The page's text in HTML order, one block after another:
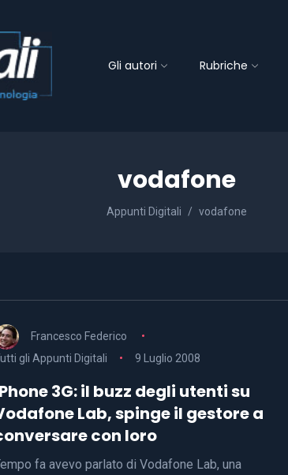
Gli autori Rubriche
vodafone
Appunti Digitali vodafone
Francesco Federico
gli Appunti Digitali
9 Luglio 2008
3G: il buzz degli utenti su
Lab, spinge il gestore a
con loro
fa avevo parlato di Vodafone Lab, una